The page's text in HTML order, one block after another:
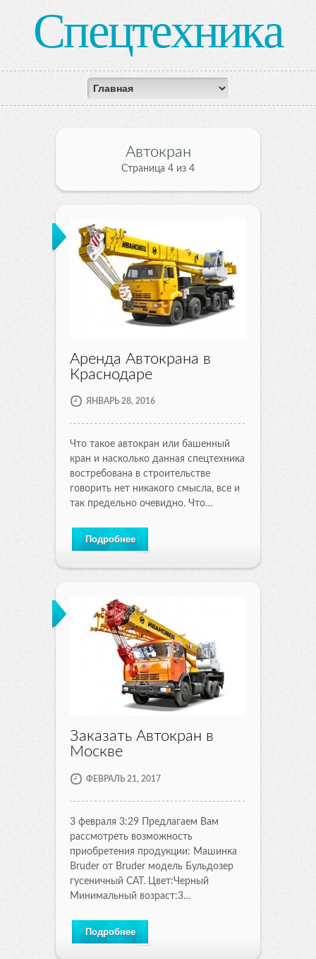
Спецтехника
Автокран
Страница 4 из 4
Аренда Автокрана в
Краснодаре
ЯНВАРЬ 28, 2016
Что такое автокран или башенный
кран и насколько данная спецтехника
востребована в строительстве
говорить нет никакого смысла, все и
так предельно очевидно. Что…
Подробнее
Заказать Автокран в
Москве
ФЕВРАЛЬ 21, 2017
3 февраля 3:29 Предлагаем Вам
рассмотреть возможность
приобретения продукции: Машинка
Bruder от Bruder модель Бульдозер
гусеничный CAT. Цвет:Черный
Минимальный возраст:3…
Подробнее